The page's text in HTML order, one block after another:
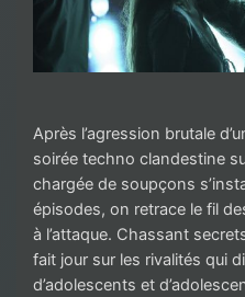
Après l’agression brutale
soirée techno clandestine
chargée de soupçons
épisodes, on retrace le fil
à l’attaque. Chassant
fait jour sur les rivalités qui
d’adolescents et